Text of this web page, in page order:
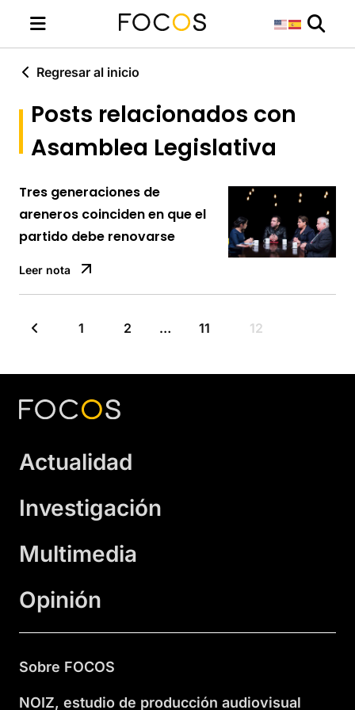
Regresar al inicio
Posts relacionados con
Asamblea Legislativa
Tres generaciones de
areneros coinciden en que el
partido debe renovarse
Leer nota
1 2 … 11 12
Actualidad
Investigación
Multimedia
Opinión
Sobre FOCOS
NOIZ, estudio de producción audiovisual